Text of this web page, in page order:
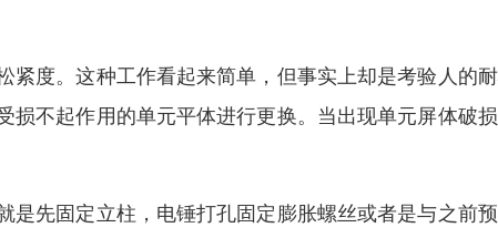
度。这种工作看起来简单，但事实上却是考验人的
不起作用的单元平体进行更换。当出现单元屏体破
先固定立柱，电锤打孔固定膨胀螺丝或者是与之前